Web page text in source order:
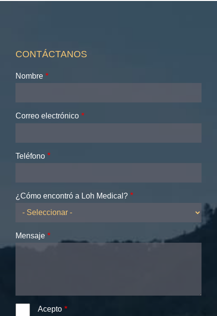
CONTÁCTANOS
Nombre
Correo electrónico
Teléfono
¿Cómo encontró a Loh Medical?
Mensaje
Acepto